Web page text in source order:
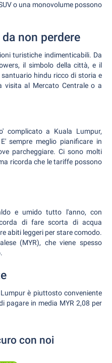
o una monovolume possono
non perdere
turistiche indimenticabili. Da
il simbolo della città, e il
hindu ricco di storia e
visita al Mercato Centrale o a
complicato a Kuala Lumpur,
sempre meglio pianificare in
parcheggiare. Ci sono molti
ricorda che le tariffe possono
e umido tutto l'anno, con
di fare scorta di acqua
abiti leggeri per stare comodo.
(MYR), che viene spesso
è piuttosto conveniente
pagare in media MYR 2,08 per
con noi